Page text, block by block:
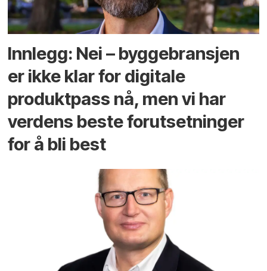
Innlegg: Nei – byggebransjen
er ikke klar for digitale
produktpass nå, men vi har
verdens beste forutsetninger
for å bli best